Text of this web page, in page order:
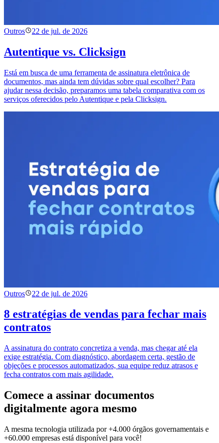
Outros 22 de jul. de 2026
Autentique vs. Clicksign
Está em busca de uma ferramenta de assinatura eletrônica de
documentos, mas ainda tem dúvidas sobre qual escolher? Para
ajudar nessa decisão, preparamos uma tabela comparativa com os
serviços oferecidos pelo Autentique e pela Clicksign.
Outros 22 de jul. de 2026
8 estratégias de vendas para fechar mais
contratos
A assinatura do contrato concretiza a venda, mas chegar até ela
exige estratégia. Com diagnóstico, abordagem certa, gestão de
objeções e processos automatizados, sua equipe reduz atrasos e
fecha contratos com mais agilidade.
Comece a assinar documentos
digitalmente agora mesmo
A mesma tecnologia utilizada por+4.000 órgãos governamentais e
+60.000 empresas está disponível para você!